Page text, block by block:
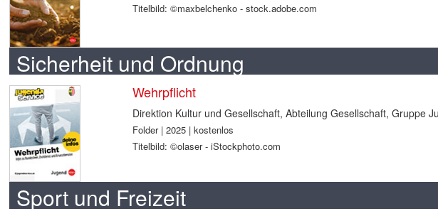
Titelbild: ©maxbelchenko - stock.adobe.com
Sicherheit und Ordnung
Wehrpflicht
Direktion Kultur und Gesellschaft, Abteilung Gesellschaft, Gruppe
Folder | 2025 | kostenlos
Titelbild: ©olaser - iStockphoto.com
Sport und Freizeit